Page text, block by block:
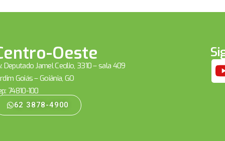
Oeste
Deputado Jamel Cecílio, 3310 – sala 409
Goiás – Goiânia, GO
74810-100
62 3878-4900